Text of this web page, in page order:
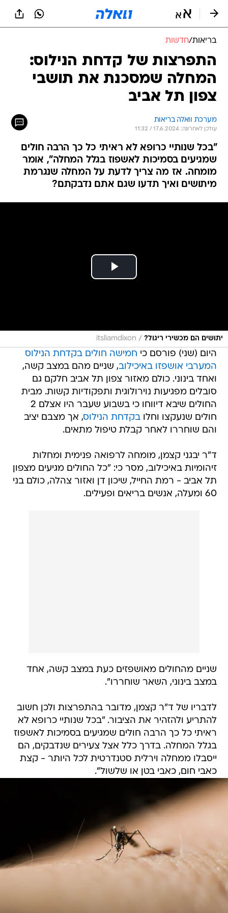
בריאות/חדשות
התפרצות של קדחת הנילוס:
המחלה שמסכנת את תושבי
צפון תל אביב
מערכת וואלה בריאות
עודכן לאחרונה: 17.6.2024 / 11:32
"בכל שנותיי כרופא לא ראיתי כל כך הרבה חולים
שמגיעים בסמיכות לאשפוז בגלל המחלה", אומר
מומחה. אז מה צריך לדעת על המחלה שנגרמת
מיתושים ואיך תדעו שגם אתם נדבקתם?
יתושים הם מכשירי ריגול? /
itsliamdixon
היום (שני) פורסם כי חמישה חולים בקדחת הנילוס
המערבי אושפזו באיכילוב, שניים מהם במצב קשה,
ואחד בינוני. כולם מאזור צפון תל אביב חלקם גם
סובלים מפגיעות נוירולוגית ותפקודיות קשות. מבית
החולים שיבא דיווחו כי בשבוע שעבר היו אצלם 2
חולים שנעקצו וחלובקדחת הנילוס, אך מצבם יציב
והם שוחררו לאחר קבלת טיפול מתאים.
ד"ר יבגני קצמן, מומחה לרפואה פנימית ומחלות
זיהומיות באיכילוב, מסר כי: "כל החולים מגיעים מצפון
תל אביב - רמת החייל, שיכון דן ואזור צהלה, כולם בני
60 ומעלה, אנשים בריאים ופעילים.
שניים מהחולים מאושפזים כעת במצב קשה, אחד
במצב בינוני, השאר שוחררו".
לדבריו של ד"ר קצמן, מדובר בהתפרצות ולכן חשוב
להתריע ולהזהיר את הציבור. "בכל שנותיי כרופא לא
ראיתי כל כך הרבה חולים שמגיעים בסמיכות לאשפוז
בגלל המחלה. בדרך כלל אצל צעירים שנדבקים, הם
ייסבלו ממחלה וירלית סטנדרטית לכל היותר - קצת
כאבי חום, כאבי בטן או שלשול".